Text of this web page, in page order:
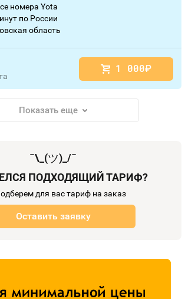
номера Yota
по России
область
1 000руб.
Показать еще
¯\_(ツ)_/¯
ПОДХОДЯЩИЙ ТАРИФ?
для вас тариф на заказ
Оставить заявку